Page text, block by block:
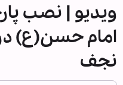
ویدیو | نصب
امام حسن(ع)
نجف